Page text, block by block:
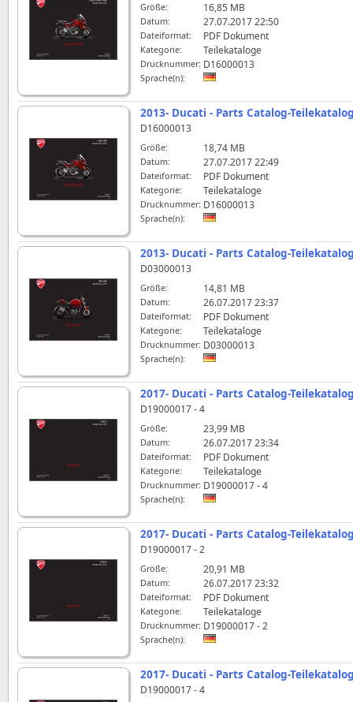
Größe: 16,85 MB
Datum: 27.07.2017 22:50
Dateiformat: PDF Dokument
Kategorie: Teilekataloge
Drucknummer: D16000013
Sprache(n):
2013- Ducati - Parts Catalog-
D16000013
Größe: 18,74 MB
Datum: 27.07.2017 22:49
Dateiformat: PDF Dokument
Kategorie: Teilekataloge
Drucknummer: D16000013
Sprache(n):
2013- Ducati - Parts Catalog-
D03000013
Größe: 14,81 MB
Datum: 26.07.2017 23:37
Dateiformat: PDF Dokument
Kategorie: Teilekataloge
Drucknummer: D03000013
Sprache(n):
2017- Ducati - Parts Catalog-
D19000017 - 4
Größe: 23,99 MB
Datum: 26.07.2017 23:34
Dateiformat: PDF Dokument
Kategorie: Teilekataloge
Drucknummer: D19000017 - 4
Sprache(n):
2017- Ducati - Parts Catalog-
D19000017 - 2
Größe: 20,91 MB
Datum: 26.07.2017 23:32
Dateiformat: PDF Dokument
Kategorie: Teilekataloge
Drucknummer: D19000017 - 2
Sprache(n):
2017- Ducati - Parts Catalog-
D19000017 - 4